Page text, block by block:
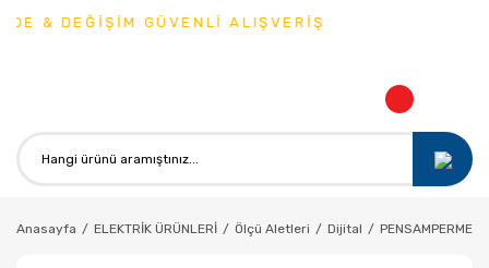
& DEĞİŞİM GÜVENLİ ALIŞVERİŞ
Anasayfa ELEKTRİK ÜRÜNLERİ Ölçü Aletleri Dijital